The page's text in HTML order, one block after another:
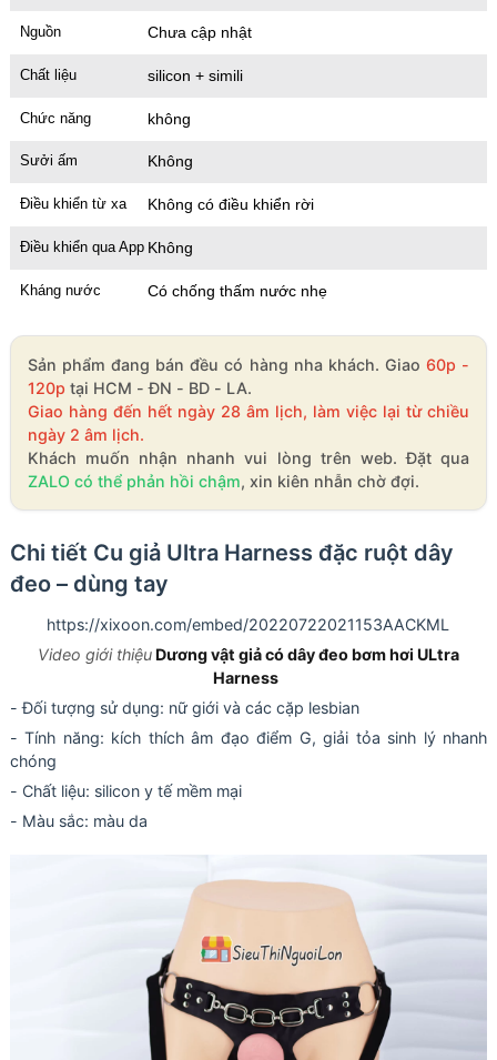
Nguồn Chưa cập nhật
Chất liệu silicon + simili
Chức năng không
Sưởi ấm Không
Điều khiển từ xa Không có điều khiển rời
Điều khiển qua App Không
Kháng nước Có chống thấm nước nhẹ
Sản phẩm đang bán đều có hàng nha khách. Giao 60p -
120p tại HCM - ĐN - BD - LA.
Giao hàng đến hết ngày 28 âm lịch, làm việc lại từ chiều
ngày 2 âm lịch.
Khách muốn nhận nhanh vui lòng trên web. Đặt qua
ZALO có thể phản hồi chậm, xin kiên nhẫn chờ đợi.
Chi tiết Cu giả Ultra Harness đặc ruột dây
đeo – dùng tay
https://xixoon.com/embed/20220722021153AACKML
Video giới thiệuDương vật giả có dây đeo bơm hơi ULtra
Harness
- Đối tượng sử dụng: nữ giới và các cặp lesbian
- Tính năng: kích thích âm đạo điểm G, giải tỏa sinh lý nhanh
chóng
- Chất liệu: silicon y tế mềm mại
- Màu sắc: màu da